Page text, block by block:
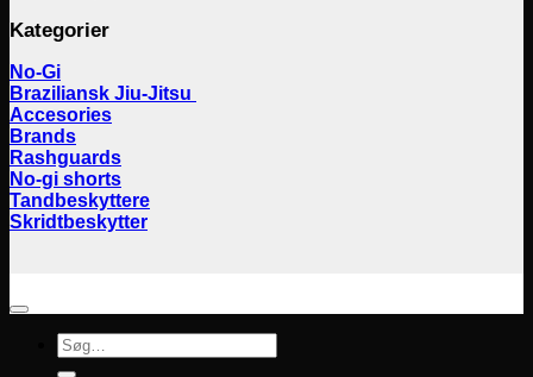
Kategorier
No-Gi
Braziliansk Jiu-Jitsu
Accesories
Brands
Rashguards
No-gi shorts
Tandbeskyttere
Skridtbeskytter
Søg
efter: